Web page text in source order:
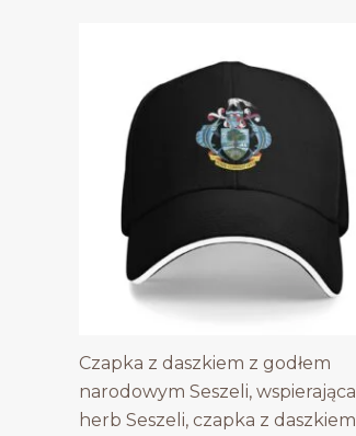
Czapka z daszkiem z godłem
narodowym Seszeli, wspierająca
herb Seszeli, czapka z daszkiem